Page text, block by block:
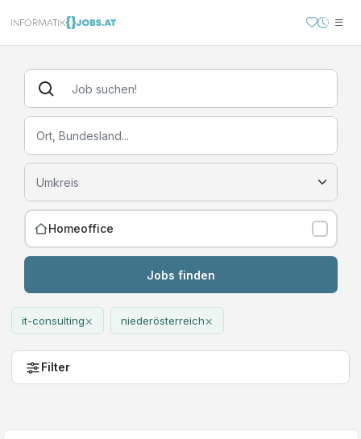
Homeoffice
Jobs finden
it-consulting× niederösterreich×
Filter